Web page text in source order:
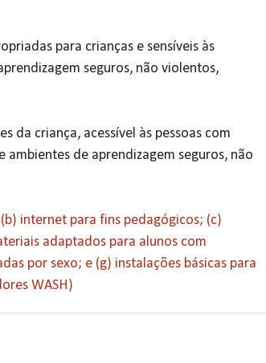
para crianças e sensíveis às
seguros, não violentos,
da criança, acessível às pessoas com
ambientes de aprendizagem seguros, não
internet para fins pedagógicos; (c)
adaptados para alunos com
por sexo; e (g) instalações básicas para
WASH)